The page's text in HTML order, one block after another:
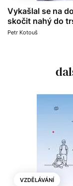
Vykašlal se na
skočit nahý do
Petr Kotouš
VZDĚLÁVÁNÍ